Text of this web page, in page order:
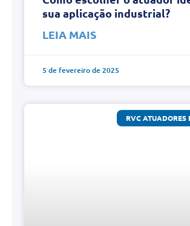
sua aplicação industrial?
LEIA MAIS
5 de fevereiro de 2025
RVC ATUADORES